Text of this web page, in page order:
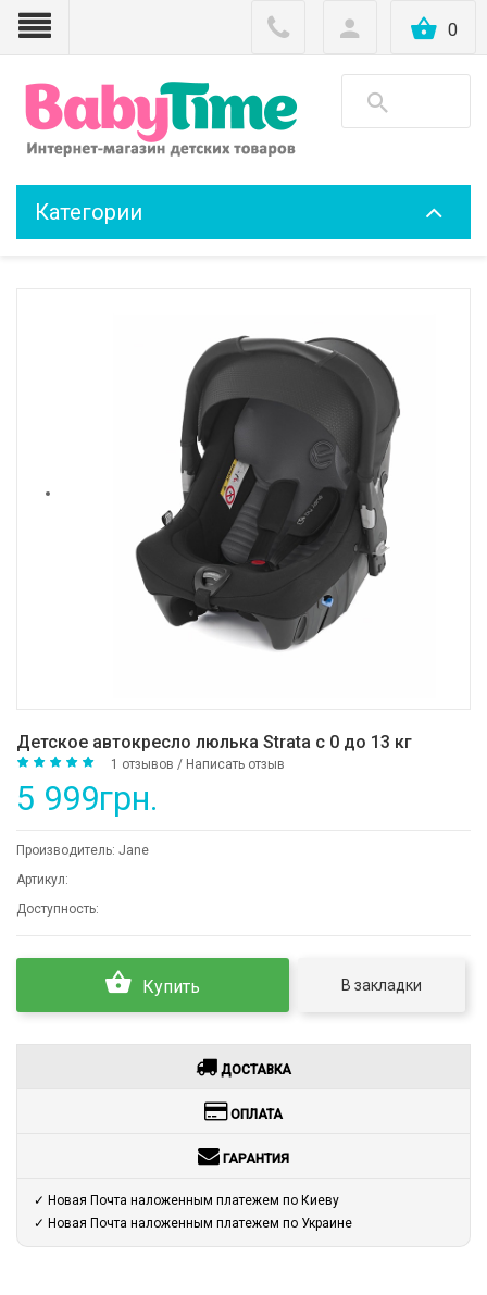
0
Категории
Детское автокресло люлька Strata c 0 до 13 кг
1 отзывов / Написать отзыв
5 999грн.
Производитель: Jane
Артикул:
Доступность:
Купить В закладки
ДОСТАВКА
ОПЛАТА
ГАРАНТИЯ
✓ Новая Почта наложенным платежем по Киеву
✓ Новая Почта наложенным платежем по Украине